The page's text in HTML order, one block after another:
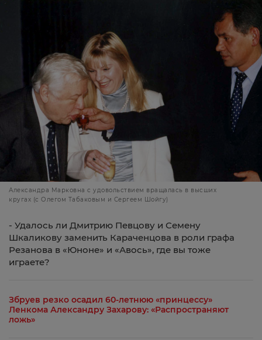
Александра Марковна с удовольствием вращалась в высших
кругах (с Олегом Табаковым и Сергеем Шойгу)
- Удалось ли Дмитрию Певцову и Семену
Шкаликову заменить Караченцова в роли графа
Резанова в «Юноне» и «Авось», где вы тоже
играете?
Збруев резко осадил 60-летнюю «принцессу»
Ленкома Александру Захарову: «Распространяют
ложь»